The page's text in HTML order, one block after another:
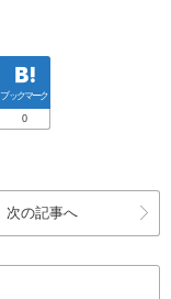
ブックマーク
0
次の記事へ